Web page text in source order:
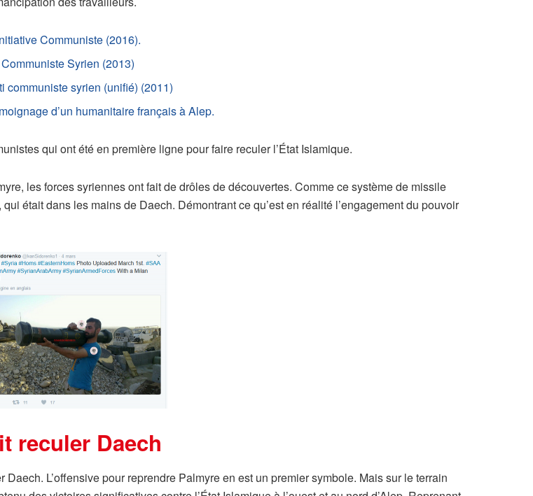
Communiste (2016).
Syrien (2013)
communiste syrien (unifié) (2011)
d’un humanitaire français à Alep.
qui ont été en première ligne pour faire reculer l’État Islamique.
les forces syriennes ont fait de drôles de découvertes. Comme ce système de missile
était dans les mains de Daech. Démontrant ce qu’est en réalité l’engagement du pouvoir
reculer Daech
L’offensive pour reprendre Palmyre en est un premier symbole. Mais sur le terrain